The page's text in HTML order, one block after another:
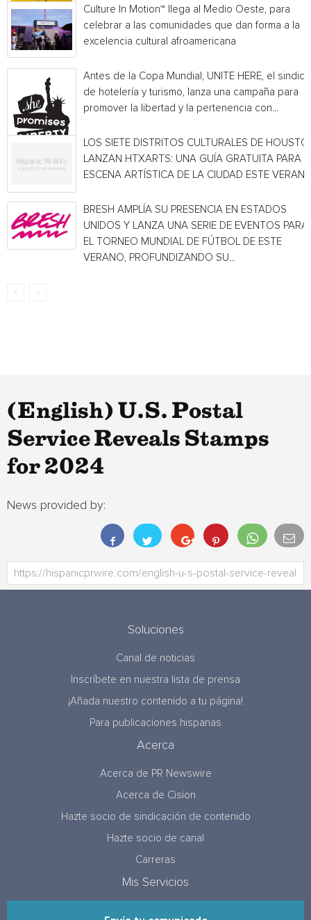
Culture In Motion™ llega al Medio Oeste, para
celebrar a las comunidades que dan forma a la
excelencia cultural afroamericana
Antes de la Copa Mundial, UNITE HERE, el
de hotelería y turismo, lanza una campaña para
promover la libertad y la pertenencia con...
LOS SIETE DISTRITOS CULTURALES DE
LANZAN HTXARTS: UNA GUÍA GRATUITA PARA
ESCENA ARTÍSTICA DE LA CIUDAD ESTE
BRESH AMPLÍA SU PRESENCIA EN ESTADOS
UNIDOS Y LANZA UNA SERIE DE EVENTOS PARA
EL TORNEO MUNDIAL DE FÚTBOL DE ESTE
VERANO, PROFUNDIZANDO SU...
(English) U.S. Postal
Service Reveals Stamps
for 2024
News provided by:
Soluciones
Canal de noticias
Inscríbete en nuestra lista de prensa
¡Añada nuestro contenido a tu página!
Para publicaciones hispanas
Acerca
Acerca de PR Newswire
Acerca de Cision
Hazte socio de sindicación de contenido
Hazte socio de canal
Carreras
Mis Servicios